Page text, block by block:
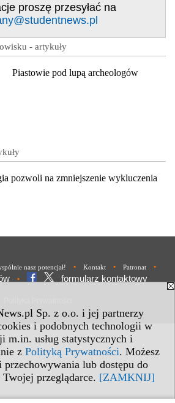
Sp. z o.o. i jej partnerzy
i podobnych technologii w
m.in. usług statystycznych i
z Polityką Prywatności. Możesz
lub dostępu do
przeglądarce. [ZAMKNIJ]
proszę przesyłać na
- artykuły
Piastowie pod lupą archeologów
pozwoli na zmniejszenie wykluczenia
nasz potencjał! • Kontakt • Patronat •
• formularz kontaktowy